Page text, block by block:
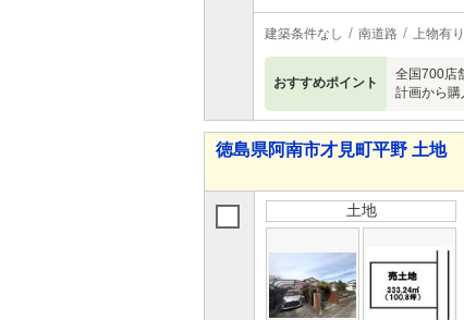
建築条件なし 南道路 上物有り
おすすめポイント
全国700店
計画から購
徳島県阿南市才見町平野 土地
土地